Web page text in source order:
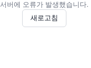
서버에 오류가 발생했습니다.
새로고침